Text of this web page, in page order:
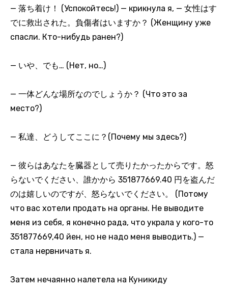
— 落ち着け！ (Успокойтесь!) — крикнула я, — 女性はす
でに救出された。負傷者はいますか？ (Женщину уже
спасли. Кто-нибудь ранен?)
— いや、でも… (Нет, но…)
— 一体どんな場所なのでしょうか？ (Что это за
место?)
— 私達、どうしてここに？(Почему мы здесь?)
— 彼らはあなたを臓器として売りたかったからです。怒
らないでください、誰かから 351877669.40 円を盗んだ
のは嬉しいのですが、怒らないでください。 (Потому
что вас хотели продать на органы. Не выводите
меня из себя, я конечно рада, что украла у кого-то
351877669,40 йен, но не надо меня выводить.) —
стала нервничать я.
Затем нечаянно налетела на Куникиду